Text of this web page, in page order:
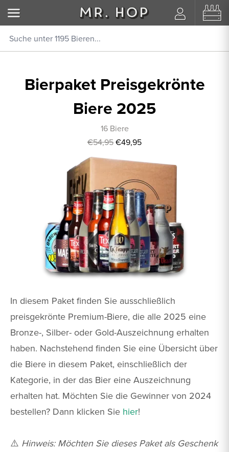
Bierpaket Preisgekrönte
Biere 2025
16 Biere
€54,95€49,95
In diesem Paket finden Sie ausschließlich
preisgekrönte Premium-Biere, die alle 2025 eine
Bronze-, Silber- oder Gold-Auszeichnung erhalten
haben. Nachstehend finden Sie eine Übersicht über
die Biere in diesem Paket, einschließlich der
Kategorie, in der das Bier eine Auszeichnung
erhalten hat. Möchten Sie die Gewinner von 2024
bestellen? Dann klicken Sie hier!
⚠️ Hinweis: Möchten Sie dieses Paket als Geschenk